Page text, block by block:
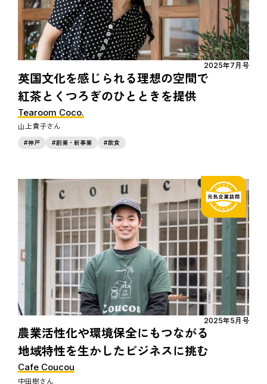
2025年7月号
英国文化を感じられる理想の空間で
紅茶とくつろぎのひとときを提供
Tearoom Coco.
山上貴子
神戸 創業・新事業 飲食
2025年5月号
農業活性化や環境保全にもつながる
地域特性を生かしたビジネスに挑む
Cafe Coucou
中田樹